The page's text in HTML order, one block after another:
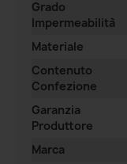
Grado
Impermeabilità
Materiale
Contenuto
Confezione
Garanzia
Produttore
Marca